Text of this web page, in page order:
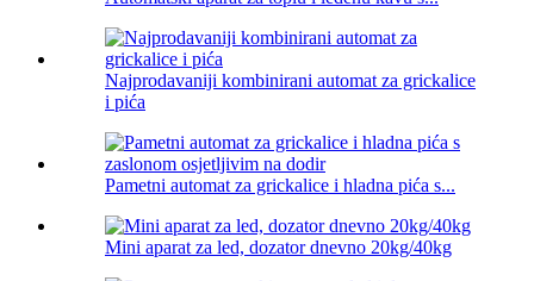
Najprodavaniji kombinirani automat za grickalice
i pića
Pametni automat za grickalice i hladna pića s...
Mini aparat za led, dozator dnevno 20kg/40kg